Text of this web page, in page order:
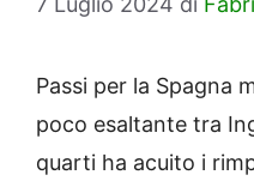
Passi per la Spagna
poco esaltante tra
quarti ha acuito i